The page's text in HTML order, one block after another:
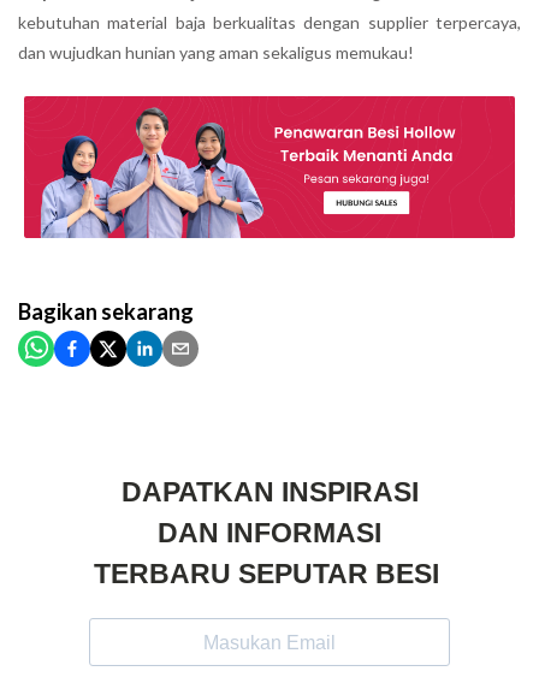
kebutuhan material baja berkualitas dengan supplier terpercaya,
dan wujudkan hunian yang aman sekaligus memukau!
Bagikan sekarang